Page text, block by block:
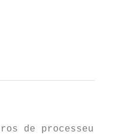
de processeur